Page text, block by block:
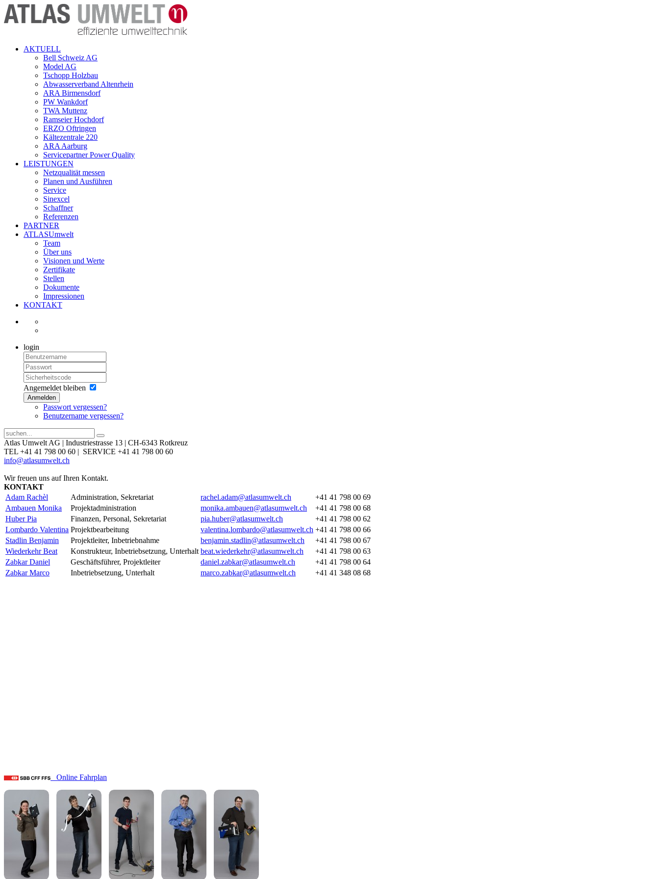
AKTUELL
Bell Schweiz AG
Model AG
Tschopp Holzbau
Abwasserverband Altenrhein
ARA Birmensdorf
PW Wankdorf
TWA Muttenz
Ramseier Hochdorf
ERZO Oftringen
Kältezentrale 220
ARA Aarburg
Servicepartner Power Quality
LEISTUNGEN
Netzqualität messen
Planen und Ausführen
Service
Sinexcel
Schaffner
Referenzen
PARTNER
ATLASUmwelt
Team
Über uns
Visionen und Werte
Zertifikate
Stellen
Dokumente
Impressionen
KONTAKT
login
Angemeldet bleiben
Anmelden
Passwort vergessen?
Benutzername vergessen?
Atlas Umwelt AG | Industriestrasse 13 | CH-6343 Rotkreuz
TEL +41 41 798 00 60 | SERVICE +41 41 798 00 60
info@atlasumwelt.ch
Wir freuen uns auf Ihren Kontakt.
KONTAKT
Adam Rachèl
Administration, Sekretariat rachel.adam@atlasumwelt.ch
+41 41 798 00 69
Ambauen Monika
Projektadministration monika.ambauen@atlasumwelt.ch
+41 41 798 00 68
Huber Pia
Finanzen, Personal, Sekretariat pia.huber@atlasumwelt.ch
+41 41 798 00 62
Lombardo Valentina Projektbearbeitung valentina.lombardo@atlasumwelt.ch +41 41 798 00 66
Stadlin Benjamin
Projektleiter, Inbetriebnahme benjamin.stadlin@atlasumwelt.ch
+41 41 798 00 67
Wiederkehr Beat
Konstrukteur, Inbetriebsetzung, Unterhalt beat.wiederkehr@atlasumwelt.ch
+41 41 798 00 63
Zabkar Daniel
Geschäftsführer, Projektleiter daniel.zabkar@atlasumwelt.ch
+41 41 798 00 64
Zabkar Marco
Inbetriebsetzung, Unterhalt marco.zabkar@atlasumwelt.ch +41 41 348 08 68
Online Fahrplan